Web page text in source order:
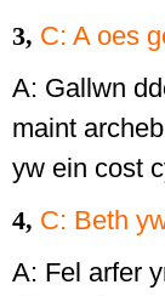
3, C: A oes
A: Gallwn
maint
yw ein cost
4, C: Beth
A: Fel arfer